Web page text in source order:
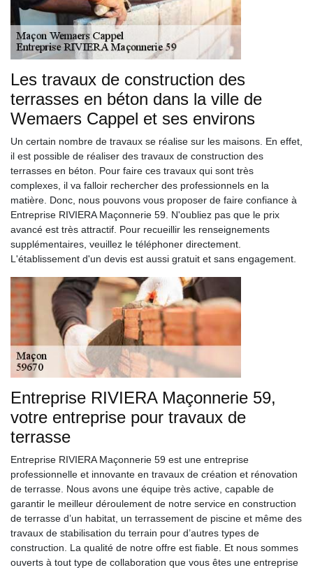
Les travaux de construction des
terrasses en béton dans la ville de
Wemaers Cappel et ses environs
Un certain nombre de travaux se réalise sur les maisons. En effet,
il est possible de réaliser des travaux de construction des
terrasses en béton. Pour faire ces travaux qui sont très
complexes, il va falloir rechercher des professionnels en la
matière. Donc, nous pouvons vous proposer de faire confiance à
Entreprise RIVIERA Maçonnerie 59. N'oubliez pas que le prix
avancé est très attractif. Pour recueillir les renseignements
supplémentaires, veuillez le téléphoner directement.
L'établissement d'un devis est aussi gratuit et sans engagement.
Entreprise RIVIERA Maçonnerie 59,
votre entreprise pour travaux de
terrasse
Entreprise RIVIERA Maçonnerie 59 est une entreprise
professionnelle et innovante en travaux de création et rénovation
de terrasse. Nous avons une équipe très active, capable de
garantir le meilleur déroulement de notre service en construction
de terrasse d’un habitat, un terrassement de piscine et même des
travaux de stabilisation du terrain pour d’autres types de
construction. La qualité de notre offre est fiable. Et nous sommes
ouverts à tout type de collaboration que vous êtes une entreprise